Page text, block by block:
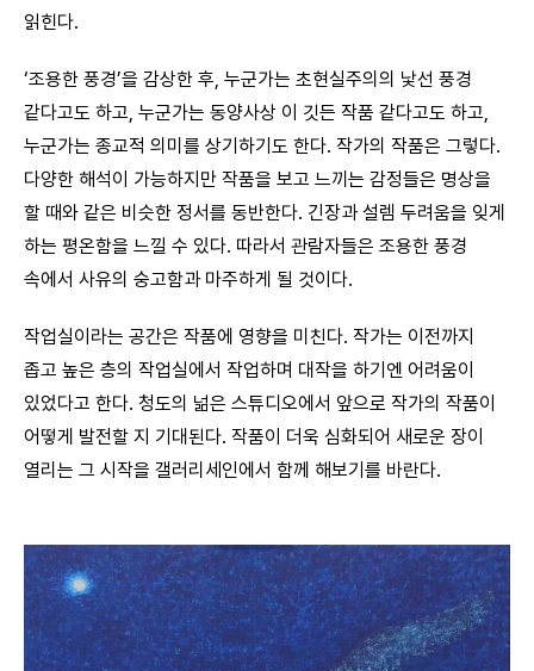
읽힌다.
‘조용한 풍경’을 감상한 후, 누군가는 초현실주의의 낯선 풍경
같다고도 하고, 누군가는 동양사상 이 깃든 작품 같다고도 하고,
누군가는 종교적 의미를 상기하기도 한다. 작가의 작품은 그렇다.
다양한 해석이 가능하지만 작품을 보고 느끼는 감정들은 명상을
할 때와 같은 비슷한 정서를 동반한다. 긴장과 설렘 두려움을 잊게
하는 평온함을 느낄 수 있다. 따라서 관람자들은 조용한 풍경
속에서 사유의 숭고함과 마주하게 될 것이다.
작업실이라는 공간은 작품에 영향을 미친다. 작가는 이전까지
좁고 높은 층의 작업실에서 작업하며 대작을 하기엔 어려움이
있었다고 한다. 청도의 넒은 스튜디오에서 앞으로 작가의 작품이
어떻게 발전할 지 기대된다. 작품이 더욱 심화되어 새로운 장이
열리는 그 시작을 갤러리세인에서 함께 해보기를 바란다.